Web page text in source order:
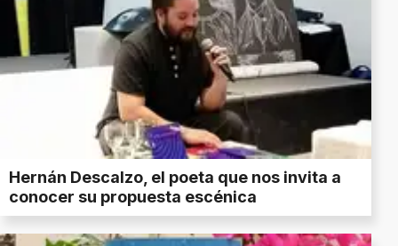
Hernán Descalzo, el poeta que nos invita a
conocer su propuesta escénica